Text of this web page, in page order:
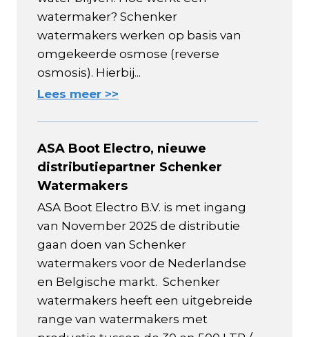
watermaker? Schenker
watermakers werken op basis van
omgekeerde osmose (reverse
osmosis). Hierbij...
Lees meer >>
ASA Boot Electro, nieuwe
distributiepartner Schenker
Watermakers
ASA Boot Electro B.V. is met ingang
van November 2025 de distributie
gaan doen van Schenker
watermakers voor de Nederlandse
en Belgische markt. Schenker
watermakers heeft een uitgebreide
range van watermakers met